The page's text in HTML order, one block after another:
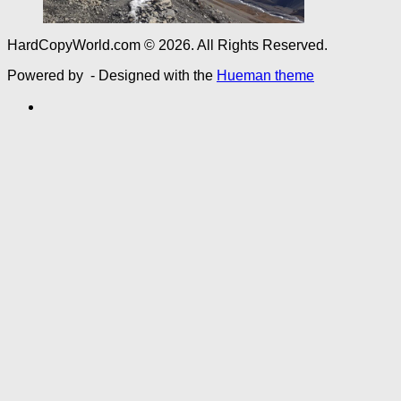
HardCopyWorld.com © 2026. All Rights Reserved.
Powered by - Designed with the Hueman theme